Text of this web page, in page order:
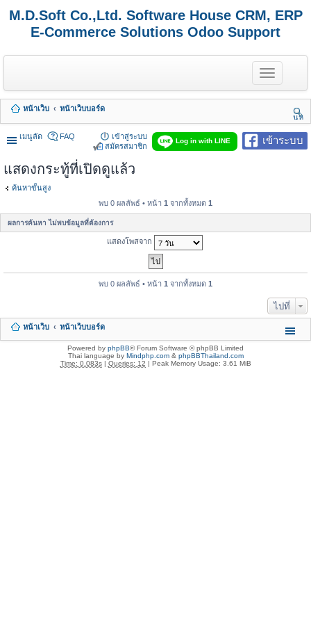
M.D.Soft Co.,Ltd. Software House CRM, ERP
E-Commerce Solutions Odoo Support
T
o
g
e
n
a
n
หน้าเว็บ
หน้าเว็บบอร์ด
นห
า
เมนูลัด
เข้าระบบ
Log in with LINE
FAQ
เข้าสู่ระบบ
สมัครสมาชิก
แสดงกระทู้ที่เปิดดูแล้ว
ค้นหาขั้นสูง
พบ 0 ผลลัพธ์ • หน้า 1 จากทั้งหมด 1
ผลการค้นหา ไม่พบข้อมูลที่ต้องการ
แสดงโพสจาก
พบ 0 ผลลัพธ์ • หน้า 1 จากทั้งหมด 1
ไปที่
หน้าเว็บ หน้าเว็บบอร์ด
Powered by phpBB® Forum Software © phpBB Limited
Thai language by Mindphp.com& phpBBThailand.com
Time: 0.083s| Queries: 12 | Peak Memory Usage: 3.61 MiB